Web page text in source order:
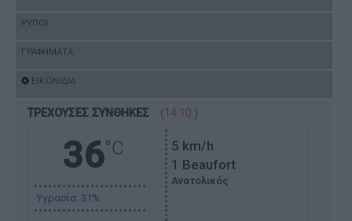
ΡΥΠΟΙ
ΓΡΑΦΗΜΑΤΑ
ΕΙΚΟΝΙΔΙΑ
ΤΡΕΧΟΥΣΕΣ ΣΥΝΘΗΚΕΣ (14:10 )
36°C
Υγρασία: 31%
5 km/h
1 Beaufort
Ανατολικός